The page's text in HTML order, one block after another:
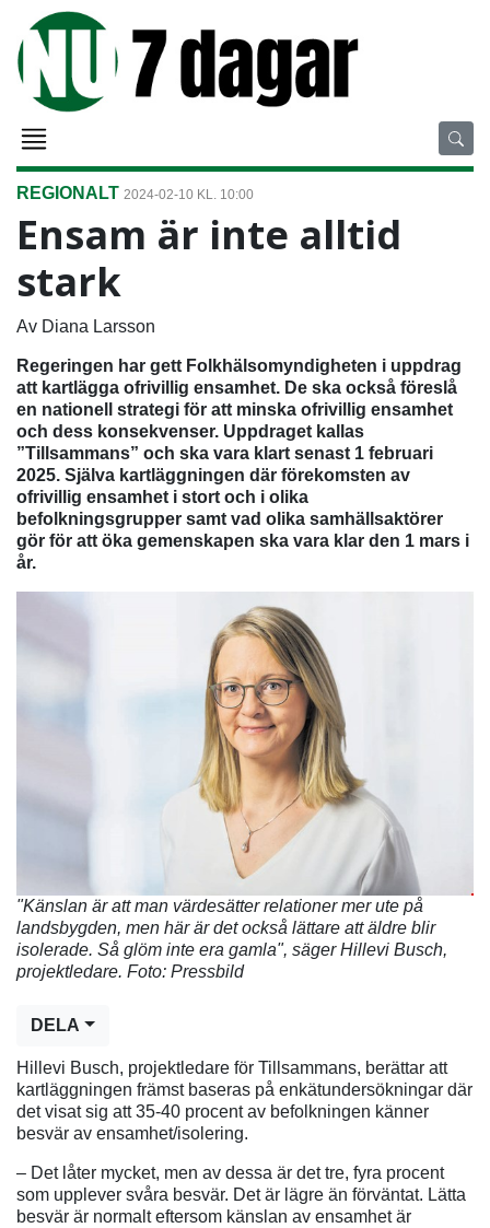
REGIONALT 2024-02-10 KL. 10:00
Ensam är inte alltid
stark
Av Diana Larsson
Regeringen har gett Folkhälsomyndigheten i uppdrag
att kartlägga ofrivillig ensamhet. De ska också föreslå
en nationell strategi för att minska ofrivillig ensamhet
och dess konsekvenser. Uppdraget kallas
”Tillsammans” och ska vara klart senast 1 februari
2025. Själva kartläggningen där förekomsten av
ofrivillig ensamhet i stort och i olika
befolkningsgrupper samt vad olika samhällsaktörer
gör för att öka gemenskapen ska vara klar den 1 mars i
år.
"Känslan är att man värdesätter relationer mer ute på
landsbygden, men här är det också lättare att äldre blir
isolerade. Så glöm inte era gamla", säger Hillevi Busch,
projektledare. Foto: Pressbild
DELA
Hillevi Busch, projektledare för Tillsammans, berättar att
kartläggningen främst baseras på enkätundersökningar där
det visat sig att 35-40 procent av befolkningen känner
besvär av ensamhet/isolering.
– Det låter mycket, men av dessa är det tre, fyra procent
som upplever svåra besvär. Det är lägre än förväntat. Lätta
besvär är normalt eftersom känslan av ensamhet är